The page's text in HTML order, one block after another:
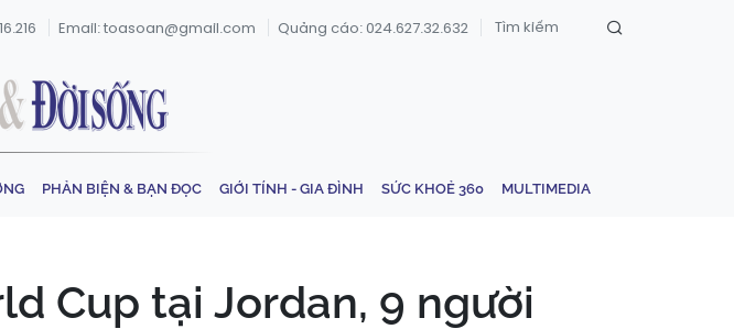
Email: toasoan@gmail.com Quảng cáo: 024.627.32.632
PHẢN BIỆN & BẠN ĐỌC GIỚI TÍNH - GIA ĐÌNH SỨC KHOẺ 360 MULTIMEDIA
Cup tại Jordan, 9 người